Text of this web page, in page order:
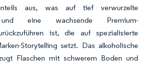
aus, was auf tief verwurzelte
und eine wachsende Premium-
ist, die auf spezialisierte
Storytelling setzt. Das alkoholische
Flaschen mit schwerem Boden und